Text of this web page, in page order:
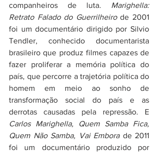
companheiros de luta. Marighella:
Retrato Falado do Guerrilheiro de 2001
foi um documentário dirigido por Silvio
Tendler, conhecido documentarista
brasileiro que produz filmes capazes de
fazer proliferar a memória política do
país, que percorre a trajetória política do
homem em meio ao sonho de
transformação social do país e as
Carlos Marighella, Quem Samba Fica,
Quem Não Samba, Vai Embora de 2011
foi um documentário produzido por